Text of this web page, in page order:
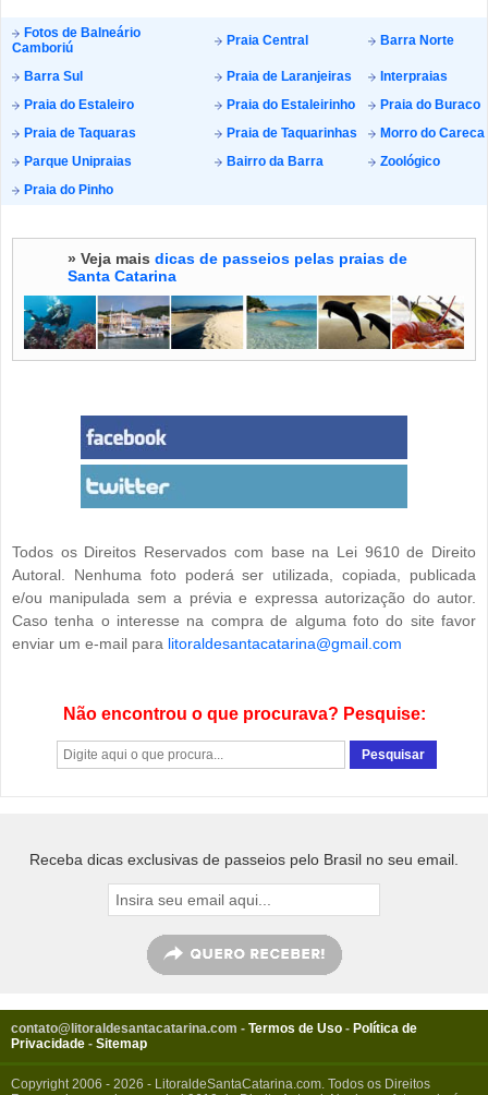
Fotos de Balneário
Camboriú
Praia Central Barra Norte
Barra Sul Praia de Laranjeiras
Interpraias
Praia do Estaleiro
Praia do Estaleirinho
Praia do Buraco
Praia de Taquaras
Praia de Taquarinhas
Morro do Careca
Parque Unipraias
Bairro da Barra
Zoológico
Praia do Pinho
» Veja mais dicas de passeios pelas praias de
Santa Catarina
Todos os Direitos Reservados com base na Lei 9610 de Direito
Autoral. Nenhuma foto poderá ser utilizada, copiada, publicada
e/ou manipulada sem a prévia e expressa autorização do autor.
Caso tenha o interesse na compra de alguma foto do site favor
enviar um e-mail para litoraldesantacatarina@gmail.com
Não encontrou o que procurava? Pesquise:
Receba dicas exclusivas de passeios pelo Brasil no seu email.
contato@litoraldesantacatarina.com - Termos de Uso - Política de
Privacidade - Sitemap
Copyright 2006 - 2026 - LitoraldeSantaCatarina.com. Todos os Direitos